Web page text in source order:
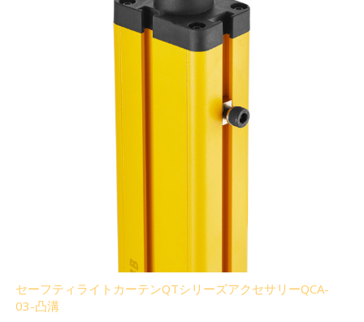
セーフティライトカーテンQTシリーズアクセサリーQCA-
03-凸溝